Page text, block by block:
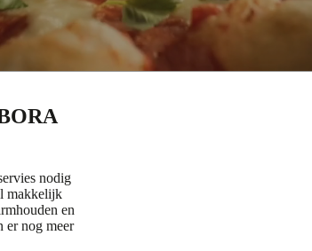
nodig
makkelijk
en
er nog meer